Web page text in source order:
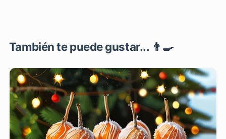
También te puede gustar... 👨‍🍳